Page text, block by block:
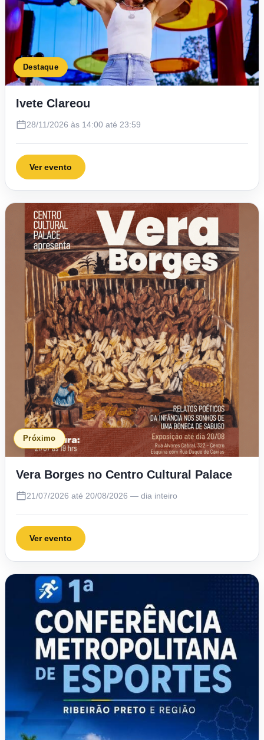
Destaque
Ivete Clareou
28/11/2026 às 14:00 até 23:59
Ver evento
Próximo
Vera Borges no Centro Cultural Palace
21/07/2026 até 20/08/2026 — dia inteiro
Ver evento